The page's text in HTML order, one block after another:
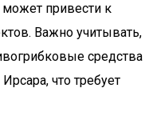
привести к
Важно учитывать,
средства
что требует